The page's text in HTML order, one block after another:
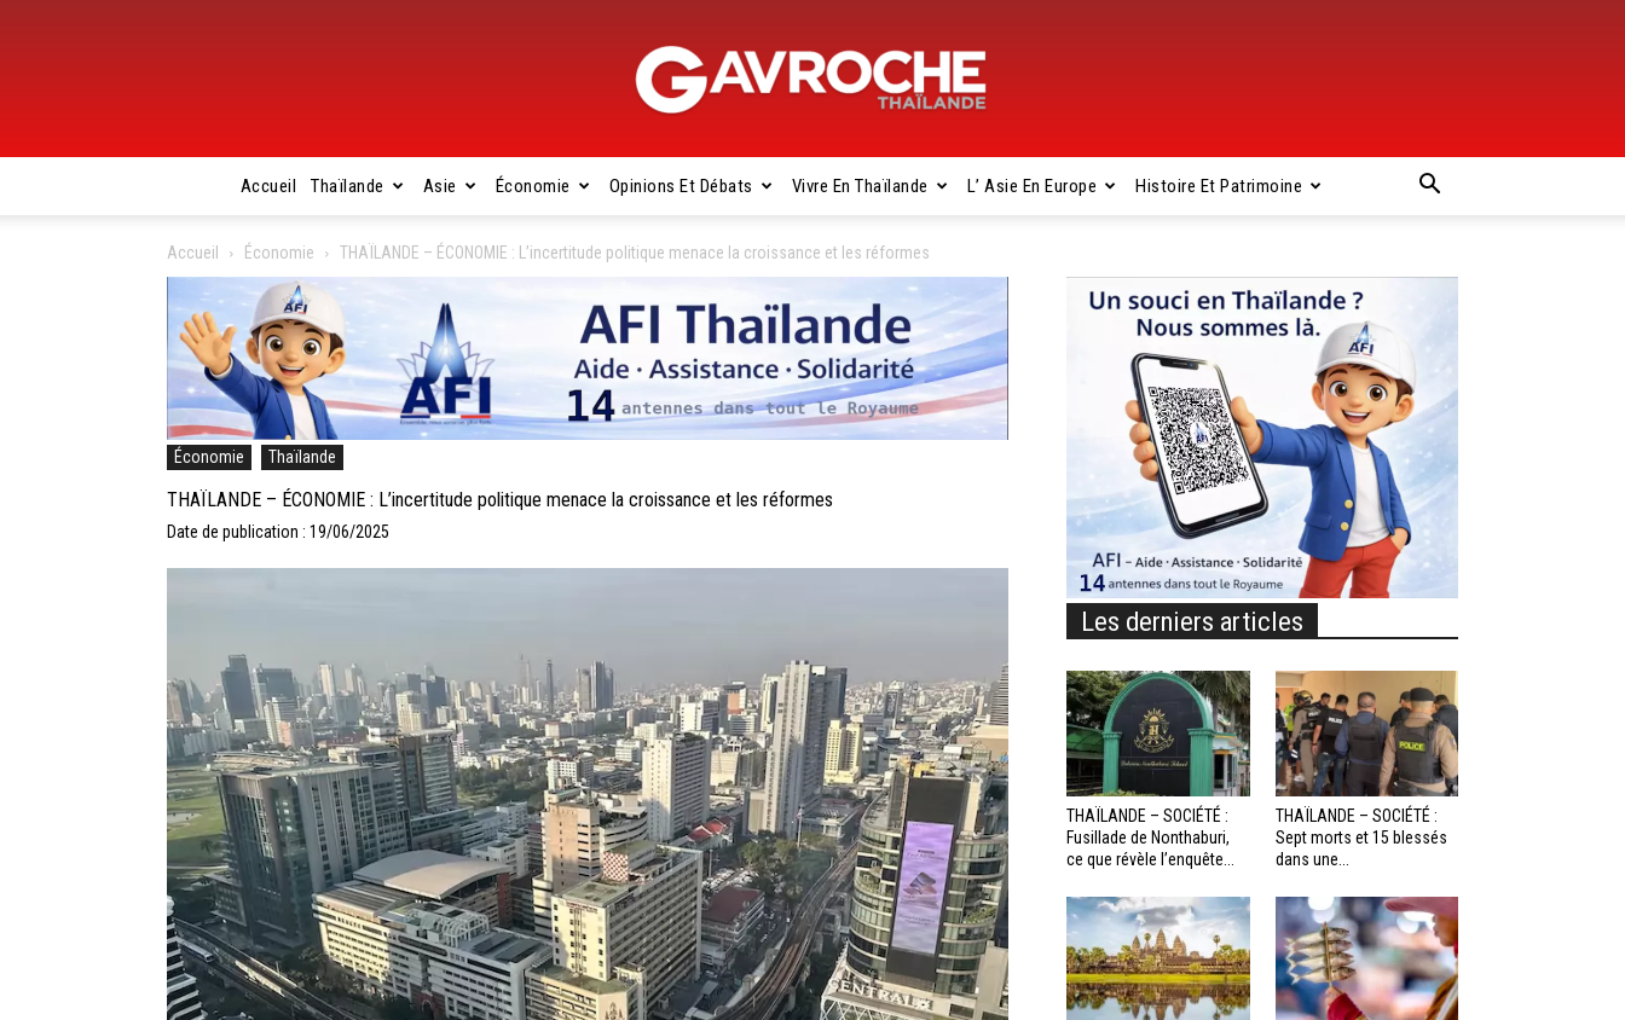
Gavroche
Thaïlande
Accueil Thaïlande Asie Économie Opinions Et Débats Vivre En Thaïlande L’ Asie En Europe Histoire Et Patrimoine
Accueil Économie THAÏLANDE – ÉCONOMIE : L’incertitude politique menace la croissance et les réformes
Économie Thaïlande
THAÏLANDE – ÉCONOMIE : L’incertitude politique menace la croissance et les réformes
Date de publication : 19/06/2025
Les derniers articles
THAÏLANDE – SOCIÉTÉ :
Fusillade de Nonthaburi,
ce que révèle l’enquête...
THAÏLANDE – SOCIÉTÉ :
Sept morts et 15 blessés
dans une...